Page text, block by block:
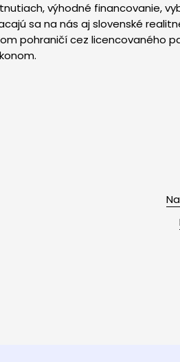
výhodné financovanie,
sa na nás aj slovenské
pohraničí cez licencovaného